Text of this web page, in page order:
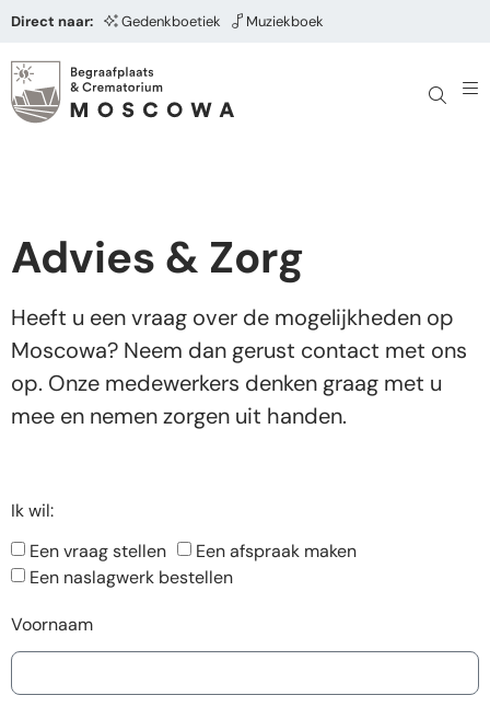
Direct naar: Gedenkboetiek Muziekboek
Advies & Zorg
Heeft u een vraag over de mogelijkheden op
Moscowa? Neem dan gerust contact met ons
op. Onze medewerkers denken graag met u
mee en nemen zorgen uit handen.
Ik wil:
Een vraag stellen
Een afspraak maken
Een naslagwerk bestellen
Voornaam